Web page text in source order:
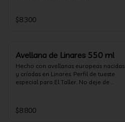
$8.300
Avellana de Linares 550 ml
Hecho con avellanas europeas nacidas
y críadas en Linares. Perfil de tueste
especial para El Taller. No deje de
$8.800